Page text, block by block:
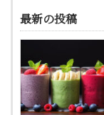
最新の投稿